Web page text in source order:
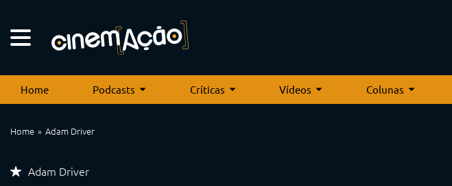
Home Podcasts Críticas Vídeos Colunas
Home Adam Driver
Adam Driver